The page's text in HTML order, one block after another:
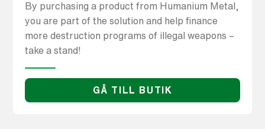
By purchasing a product from Humanium Metal,
you are part of the solution and help finance
more destruction programs of illegal weapons –
take a stand!
GÅ TILL BUTIK